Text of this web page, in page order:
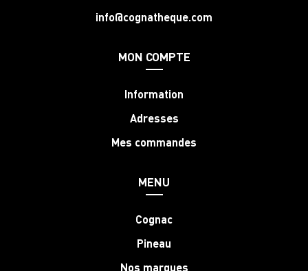
info@cognatheque.com
MON COMPTE
Information
Adresses
Mes commandes
MENU
Cognac
Pineau
Nos marques